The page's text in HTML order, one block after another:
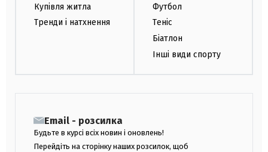
Купівля житла
Тренди і натхнення
Футбол
Теніс
Біатлон
Інші види спорту
Email - розсилка
Будьте в курсі всіх новин і оновлень!
Перейдіть на сторінку наших розсилок, щоб